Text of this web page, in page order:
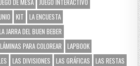
DE MESA JUEGO INTERACTIVO
KIT
LA ENCUESTA
JARRA DEL BUEN BEBER
LÁMINAS PARA COLOREAR
LAPBOOK
LAS DIVISIONES LAS GRÁFICAS
LAS RESTAS